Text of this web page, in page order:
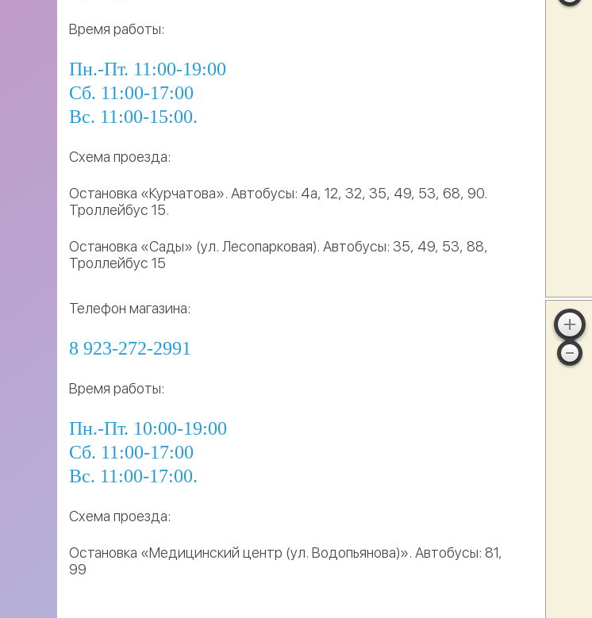
Время работы:
Пн.-Пт. 11:00-19:00
Сб. 11:00-17:00
Вс. 11:00-15:00.
Схема проезда:
Остановка «Курчатова». Автобусы: 4а, 12, 32, 35, 49, 53, 68, 90.
Троллейбус 15.
Остановка «Сады» (ул. Лесопарковая). Автобусы: 35, 49, 53, 88,
Троллейбус 15
Телефон магазина:
8 923-272-2991
Время работы:
Пн.-Пт. 10:00-19:00
Сб. 11:00-17:00
Вс. 11:00-17:00.
Схема проезда:
Остановка «Медицинский центр (ул. Водопьянова)». Автобусы: 81,
99